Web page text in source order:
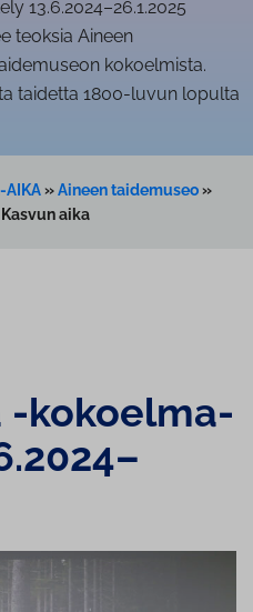
13.6.2024–26.1.2025
teoksia Aineen
kokoelmista.
taidetta 1800-luvun lopulta
AIKA»Aineen taidemuseo»
Kasvun aika
-ko­koel­ma­